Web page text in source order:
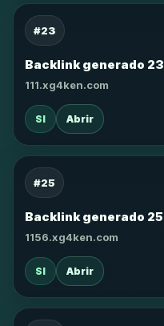
#23
Backlink generado 23
111.xg4ken.com
SI Abrir
#25
Backlink generado 25
1156.xg4ken.com
SI Abrir